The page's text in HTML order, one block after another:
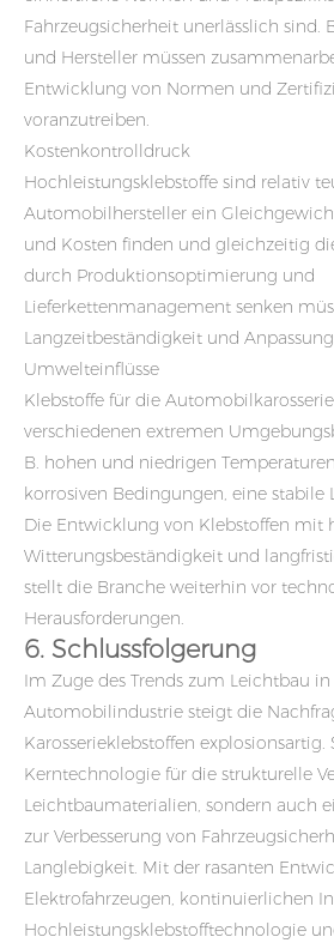
Fahrzeugsicherheit unerlässlich sind.
und Hersteller müssen
Entwicklung von Normen und
voranzutreiben.
Kostenkontrolldruck
Hochleistungsklebstoffe sind relativ
Automobilhersteller ein
und Kosten finden und gleichzeitig
durch Produktionsoptimierung und
Lieferkettenmanagement senken
Langzeitbeständigkeit und
Umwelteinflüsse
Klebstoffe für die
verschiedenen extremen
B. hohen und niedrigen
korrosiven Bedingungen, eine stabile
Die Entwicklung von Klebstoffen mit
Witterungsbeständigkeit und
stellt die Branche weiterhin vor
Herausforderungen.
6. Schlussfolgerung
Im Zuge des Trends zum Leichtbau
Automobilindustrie steigt die
Karosserieklebstoffen
Kerntechnologie für die strukturelle
Leichtbaumaterialien, sondern auch
zur Verbesserung von
Langlebigkeit. Mit der rasanten
Elektrofahrzeugen, kontinuierlichen
Hochleistungsklebstofftechnologie